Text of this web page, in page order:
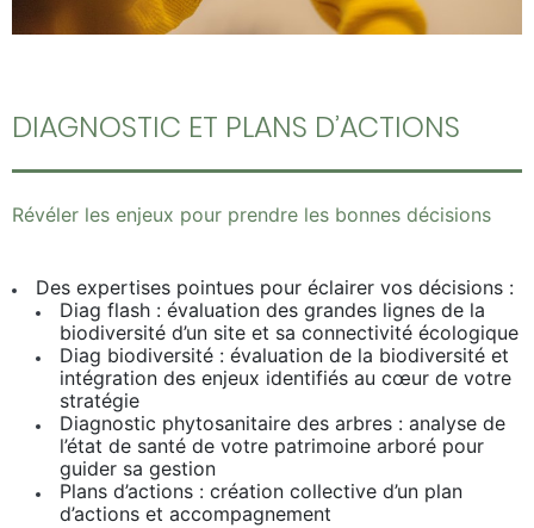
DIAGNOSTIC ET PLANS D’ACTIONS
Révéler les enjeux pour prendre les bonnes décisions
Des expertises pointues pour éclairer vos décisions :
Diag flash : évaluation des grandes lignes de la
biodiversité d’un site et sa connectivité écologique
Diag biodiversité : évaluation de la biodiversité et
intégration des enjeux identifiés au cœur de votre
stratégie
Diagnostic phytosanitaire des arbres : analyse de
l’état de santé de votre patrimoine arboré pour
guider sa gestion
Plans d’actions : création collective d’un plan
d’actions et accompagnement